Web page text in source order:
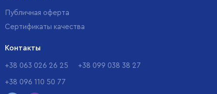
Публичная оферта
Сертификаты качества
Контакты
+38 063 026 26 25 +38 099 038 38 27
+38 096 110 50 77